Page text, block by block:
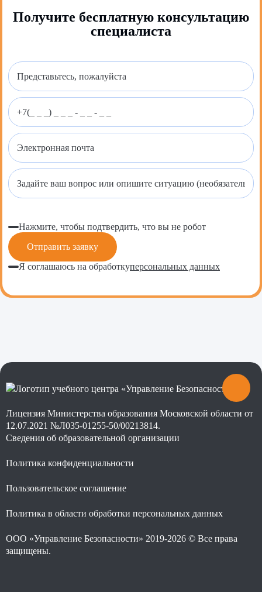
Получите бесплатную консультацию
специалиста
Нажмите, чтобы подтвердить, что вы не робот
Я соглашаюсь на обработкуперсональных данных
Лицензия Министерства образования Московской области от
12.07.2021 №Л035-01255-50/00213814.
Сведения об образовательной организации
Политика конфиденциальности
Пользовательское соглашение
Политика в области обработки персональных данных
ООО «Управление Безопасности» 2019-2026 © Все права
защищены.